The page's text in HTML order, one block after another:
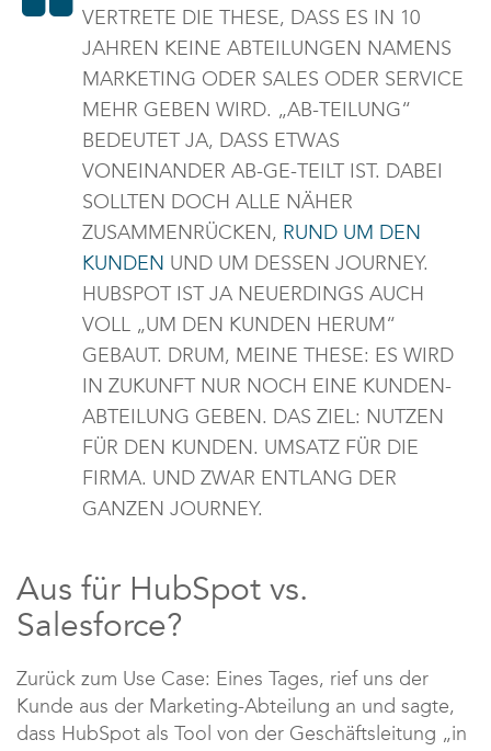
VERTRETE DIE THESE, DASS ES IN 10
JAHREN KEINE ABTEILUNGEN NAMENS
MARKETING ODER SALES ODER SERVICE
MEHR GEBEN WIRD. „AB-TEILUNG“
BEDEUTET JA, DASS ETWAS
VONEINANDER AB-GE-TEILT IST. DABEI
SOLLTEN DOCH ALLE NÄHER
ZUSAMMENRÜCKEN, RUND UM DEN
KUNDEN UND UM DESSEN JOURNEY.
HUBSPOT IST JA NEUERDINGS AUCH
VOLL „UM DEN KUNDEN HERUM“
GEBAUT. DRUM, MEINE THESE: ES WIRD
IN ZUKUNFT NUR NOCH EINE KUNDEN-
ABTEILUNG GEBEN. DAS ZIEL: NUTZEN
FÜR DEN KUNDEN. UMSATZ FÜR DIE
FIRMA. UND ZWAR ENTLANG DER
GANZEN JOURNEY.
Aus für HubSpot vs.
Salesforce?
Zurück zum Use Case: Eines Tages, rief uns der
Kunde aus der Marketing-Abteilung an und sagte,
dass HubSpot als Tool von der Geschäftsleitung „in